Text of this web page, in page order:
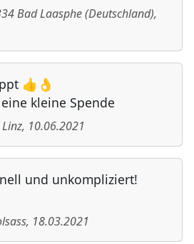
Bad Laasphe(Deutschland),
👍👌
kleine Spende
Linz, 10.06.2021
und unkompliziert!
, 18.03.2021